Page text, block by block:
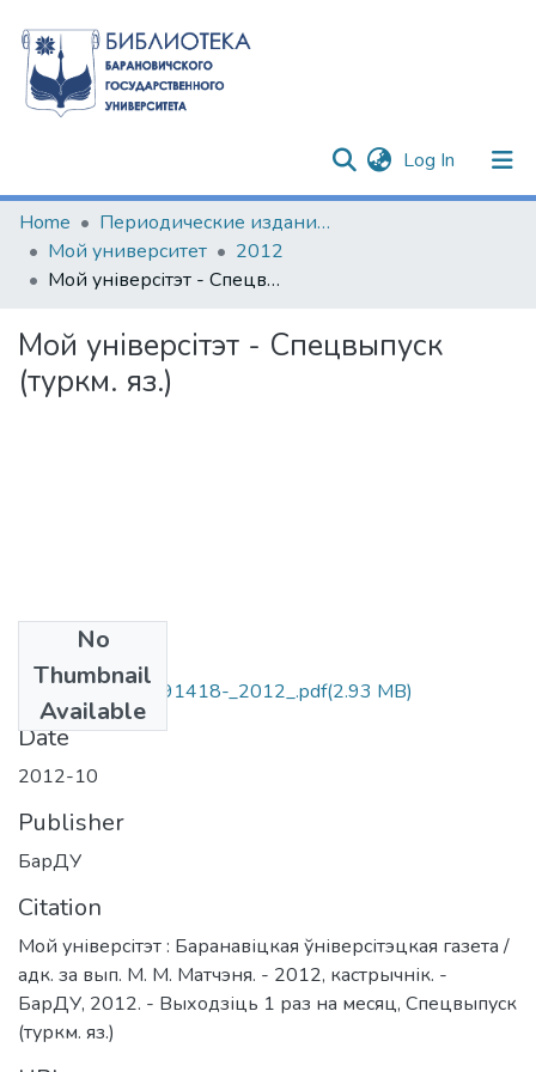
Log In (current)
Communities & Collections
All of DSpace
Home
Периодические издания БарГУ
Мой университет
2012
Мой універсітэт - Спецвыпуск (туркм. яз.)
Мой універсітэт - Спецвыпуск
(туркм. яз.)
No
Thumbnail
Available
youblisher.com-491418-_2012_.pdf(2.93 MB)
Date
2012-10
Publisher
БарДУ
Citation
Мой універсітэт : Баранавіцкая ўніверсітэцкая газета /
адк. за вып. М. М. Матчэня. - 2012, кастрычнік. -
БарДУ, 2012. - Выходзіць 1 раз на месяц, Спецвыпуск
(туркм. яз.)